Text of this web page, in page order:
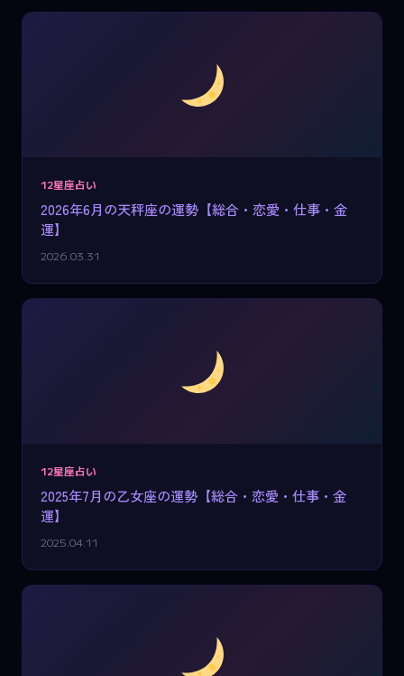
12星座占い
2026年6月の天秤座の運勢【総合・恋愛・仕事・金
運】
2026.03.31
12星座占い
2025年7月の乙女座の運勢【総合・恋愛・仕事・金
運】
2025.04.11